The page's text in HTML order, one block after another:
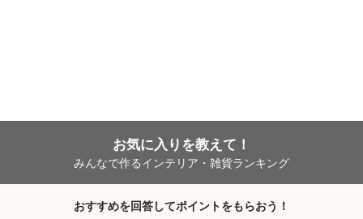
お気に入りを教えて！
みんなで作るインテリア・雑貨ランキング
おすすめを回答してポイントをもらおう！